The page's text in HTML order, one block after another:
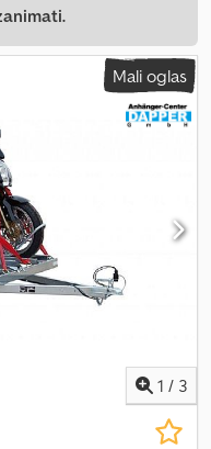
Mali oglas
1 / 3